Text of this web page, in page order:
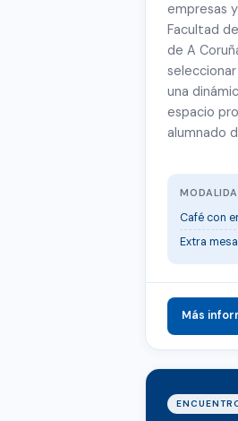
empresas
Facultad
de A
una
espacio
alumnado
Café con
Extra mesa
Más